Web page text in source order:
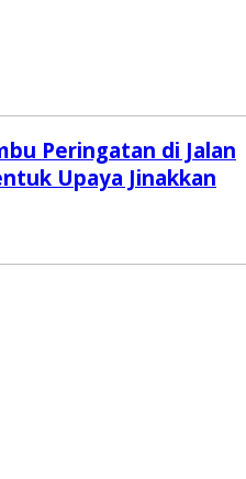
Peringatan di Jalan
Upaya Jinakkan